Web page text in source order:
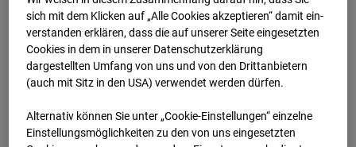
Wohnquartett
Heddesheim
Heddesheim
sich mit dem Klicken auf „Alle Cookies akzeptieren“ damit ein­
ver­standen erklären, dass die auf unserer Seite eingesetzten
Cookies in dem in unserer Datenschutzerklärung
dargestellten Umfang von uns und von den Drittanbietern
(auch mit Sitz in den USA) verwendet werden dürfen.
Alternativ können Sie unter „Cookie-Einstellungen“ einzelne
Einstellungsmöglichkeiten zu den von uns eingesetzten